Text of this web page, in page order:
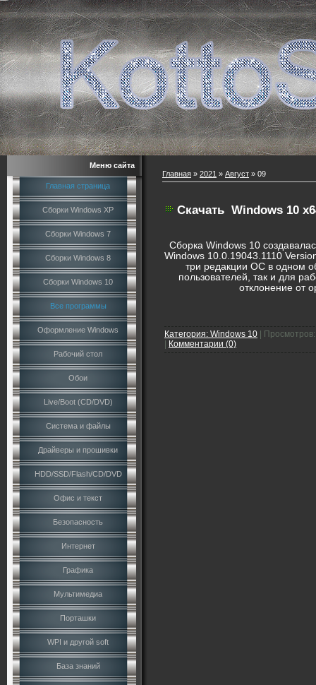
Меню сайта
Главная страница
Сборки Windows XP
Сборки Windows 7
Сборки Windows 8
Сборки Windows 10
Все программы
Оформление Windows
Рабочий стол
Обои
Live/Boot (CD/DVD)
Система и файлы
Драйверы и прошивки
HDD/SSD/Flash/CD/DVD
Офис и текст
Безопасность
Интернет
Графика
Мультимедиа
Порташки
WPI и другой soft
База знаний
Главная » 2021 » Август » 09
Скачать Windows 10
Сборка Windows 10
Windows 10.0.19043.1110
три редакции ОС в одном
пользователей, так и для
отклонение от
Категория: Windows 10
Просмотров:
Комментарии (0)